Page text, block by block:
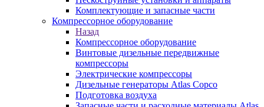
Комплектующие и запасные части
Компрессорное оборудование
Назад
Компрессорное оборудование
Винтовые дизельные передвижные
компрессоры
Электрические компрессоры
Дизельные генераторы Atlas Copco
Подготовка воздуха